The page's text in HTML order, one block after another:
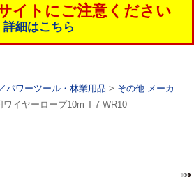
イトにご注意ください
詳細はこちら
パワーツール・林業用品 > その他 メーカ
イヤーロープ10m T-7-WR10